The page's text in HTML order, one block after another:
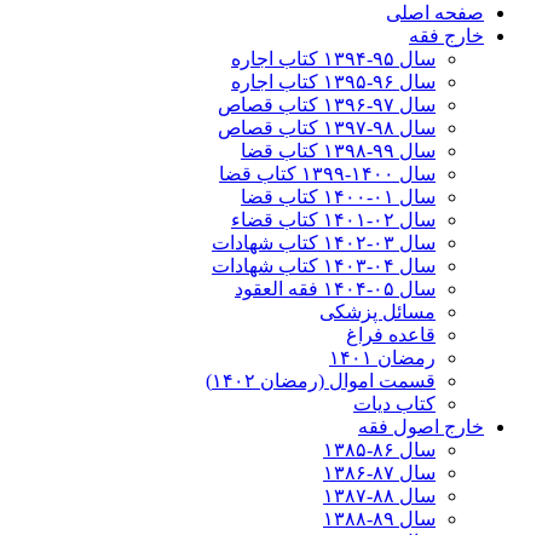
صفحه اصلی
خارج فقه
سال ۹۵-۱۳۹۴ کتاب اجاره
سال ۹۶-۱۳۹۵ کتاب اجاره
سال ۹۷-۱۳۹۶ کتاب قصاص
سال ۹۸-۱۳۹۷ کتاب قصاص
سال ۹۹-۱۳۹۸‍ کتاب قضا
سال ۱۴۰۰-۱۳۹۹ کتاب قضا
سال ۰۱-۱۴۰۰ کتاب قضا
سال ۰۲-۱۴۰۱ کتاب قضاء
سال ۰۳-۱۴۰۲ کتاب شهادات
سال ۰۴-۱۴۰۳ کتاب شهادات
سال ۰۵-۱۴۰۴ فقه العقود
مسائل پزشکی
قاعده فراغ
رمضان ۱۴۰۱
قسمت اموال (رمضان ۱۴۰۲)
کتاب دیات
خارج اصول فقه
سال ۸۶-۱۳۸۵
سال ۸۷-۱۳۸۶
سال ۸۸-۱۳۸۷
سال ۸۹-۱۳۸۸